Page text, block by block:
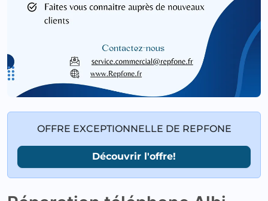
OFFRE EXCEPTIONNELLE DE REPFONE
Découvrir l'offre!